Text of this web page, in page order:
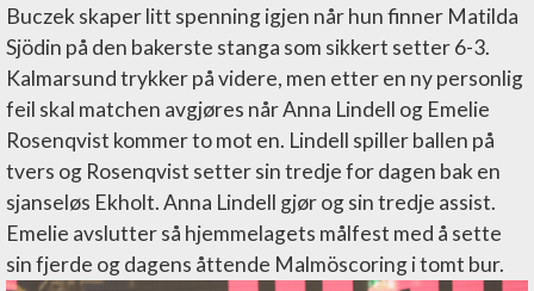
Buczek skaper litt spenning igjen når hun finner Matilda
Sjödin på den bakerste stanga som sikkert setter 6-3.
Kalmarsund trykker på videre, men etter en ny personlig
feil skal matchen avgjøres når Anna Lindell og Emelie
Rosenqvist kommer to mot en. Lindell spiller ballen på
tvers og Rosenqvist setter sin tredje for dagen bak en
sjanseløs Ekholt. Anna Lindell gjør og sin tredje assist.
Emelie avslutter så hjemmelagets målfest med å sette
sin fjerde og dagens åttende Malmöscoring i tomt bur.